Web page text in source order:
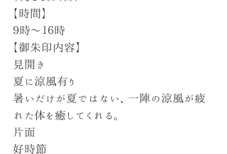
【時間】
９時〜１６時
【御朱印内容】
見開き
夏に涼風有り
暑いだけが夏ではない、一陣の涼風が疲
れた体を癒してくれる。
片面
好時節